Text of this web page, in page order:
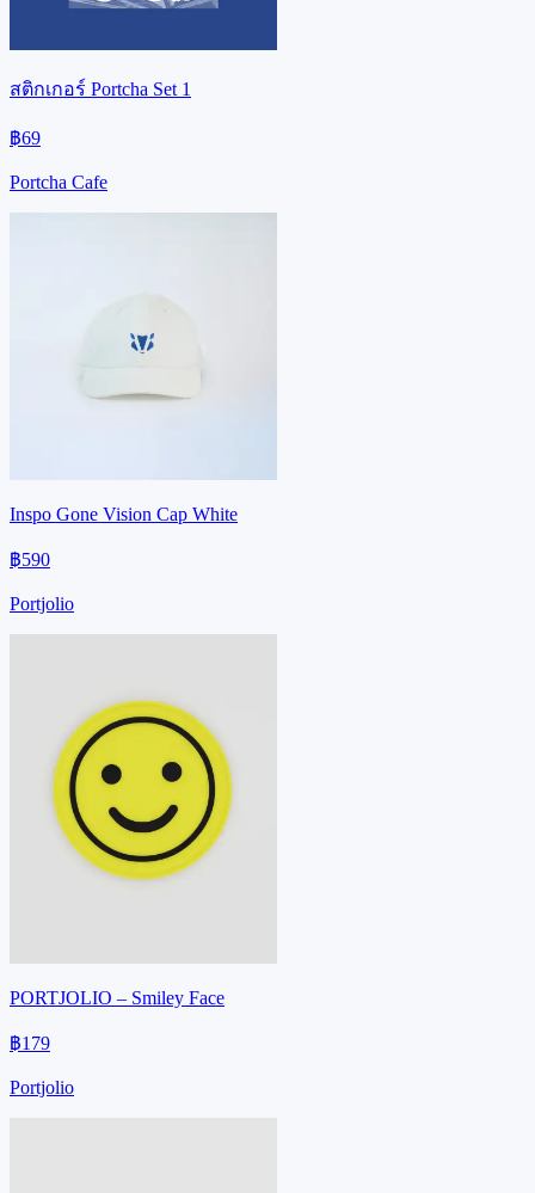
สติกเกอร์ Portcha Set 1
฿69
Portcha Cafe
Inspo Gone Vision Cap White
฿590
Portjolio
PORTJOLIO – Smiley Face
฿179
Portjolio